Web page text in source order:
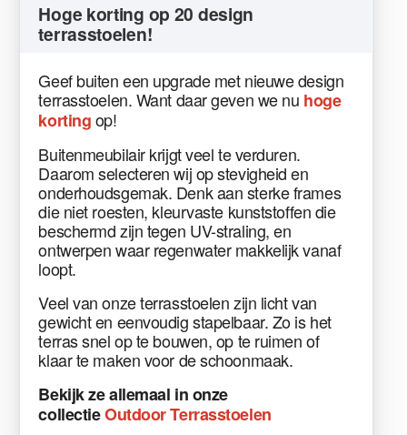
Hoge korting op 20 design
terrasstoelen!
Geef buiten een upgrade met nieuwe design
terrasstoelen. Want daar geven we nu hoge
kortingop!
Buitenmeubilair krijgt veel te verduren.
Daarom selecteren wij op stevigheid en
onderhoudsgemak. Denk aan sterke frames
die niet roesten, kleurvaste kunststoffen die
beschermd zijn tegen UV-straling, en
ontwerpen waar regenwater makkelijk vanaf
loopt.
Veel van onze terrasstoelen zijn licht van
gewicht en eenvoudig stapelbaar. Zo is het
terras snel op te bouwen, op te ruimen of
klaar te maken voor de schoonmaak.
Bekijkze allemaal inonze
collectieOutdoor Terrasstoelen